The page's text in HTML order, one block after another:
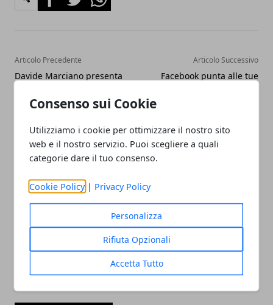
Consenso sui Cookie
Utilizziamo i cookie per ottimizzare il nostro sito
web e il nostro servizio. Puoi scegliere a quali
categorie dare il tuo consenso.
Cookie Policy | Privacy Policy
Personalizza
Rifiuta Opzionali
Accetta Tutto
Articolo Precedente
Davide Marciano presenta
mila euro sul conto
Articolo Successivo
Facebook punta alle tue